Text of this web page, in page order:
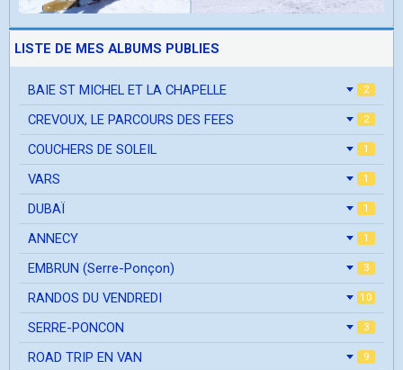
LISTE DE MES ALBUMS PUBLIES
BAIE ST MICHEL ET LA CHAPELLE 2
CREVOUX, LE PARCOURS DES FEES 2
COUCHERS DE SOLEIL 1
VARS 1
DUBAÏ 1
ANNECY 1
EMBRUN (Serre-Ponçon) 3
RANDOS DU VENDREDI 10
SERRE-PONCON 3
ROAD TRIP EN VAN 9